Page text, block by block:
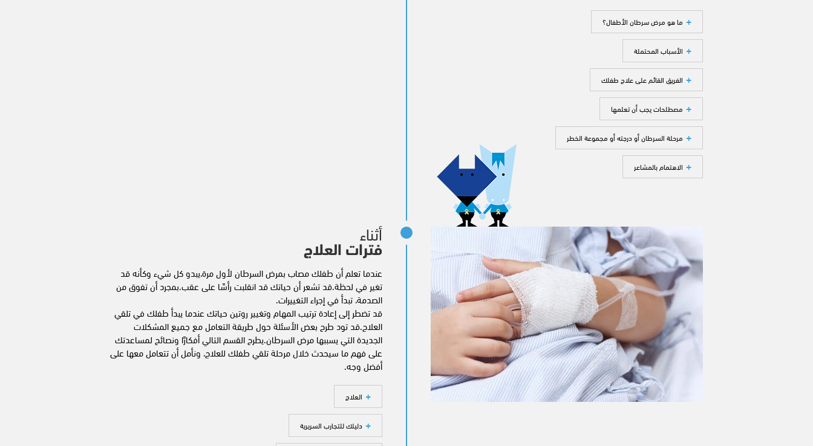
ما هو مرض سرطان الأطفال؟
الأسباب المحتملة
الفريق القائم على علاج طفلك
مصطلحات يجب أن تعلمها
مرحلة السرطان أو درجته أو مجموعة الخطر
الاهتمام بالمشاعر
أثناء
فترات العلاج
عندما تعلم أن طفلك مصاب بمرض السرطان لأول مرة،يبدو كل شيء وكأنه قد
تغير في لحظة.قد تشعر أن حياتك قد انقلبت رأسًا على عقب.بمجرد أن تفوق من
الصدمة، تبدأ في إجراء التغييرات.
قد تضطر إلى إعادة ترتيب المهام وتغيير روتين حياتك عندما يبدأ طفلك في تلقي
العلاج.قد تود طرح بعض الأسئلة حول طريقة التعامل مع جميع المشكلات
الجديدة التي يسببها مرض السرطان.يطرح القسم التالي أفكارًا ونصائح لمساعدتك
على فهم ما سيحدث خلال مرحلة تلقي طفلك للعلاج، ونأمل أن تتعامل معها على
أفضل وجه.
العلاج
دليلك للتجارب السريرية